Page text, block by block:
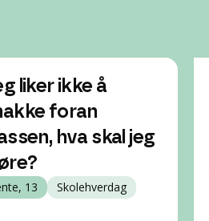
liker ikke å
foran
hva skal jeg
13 Skolehverdag